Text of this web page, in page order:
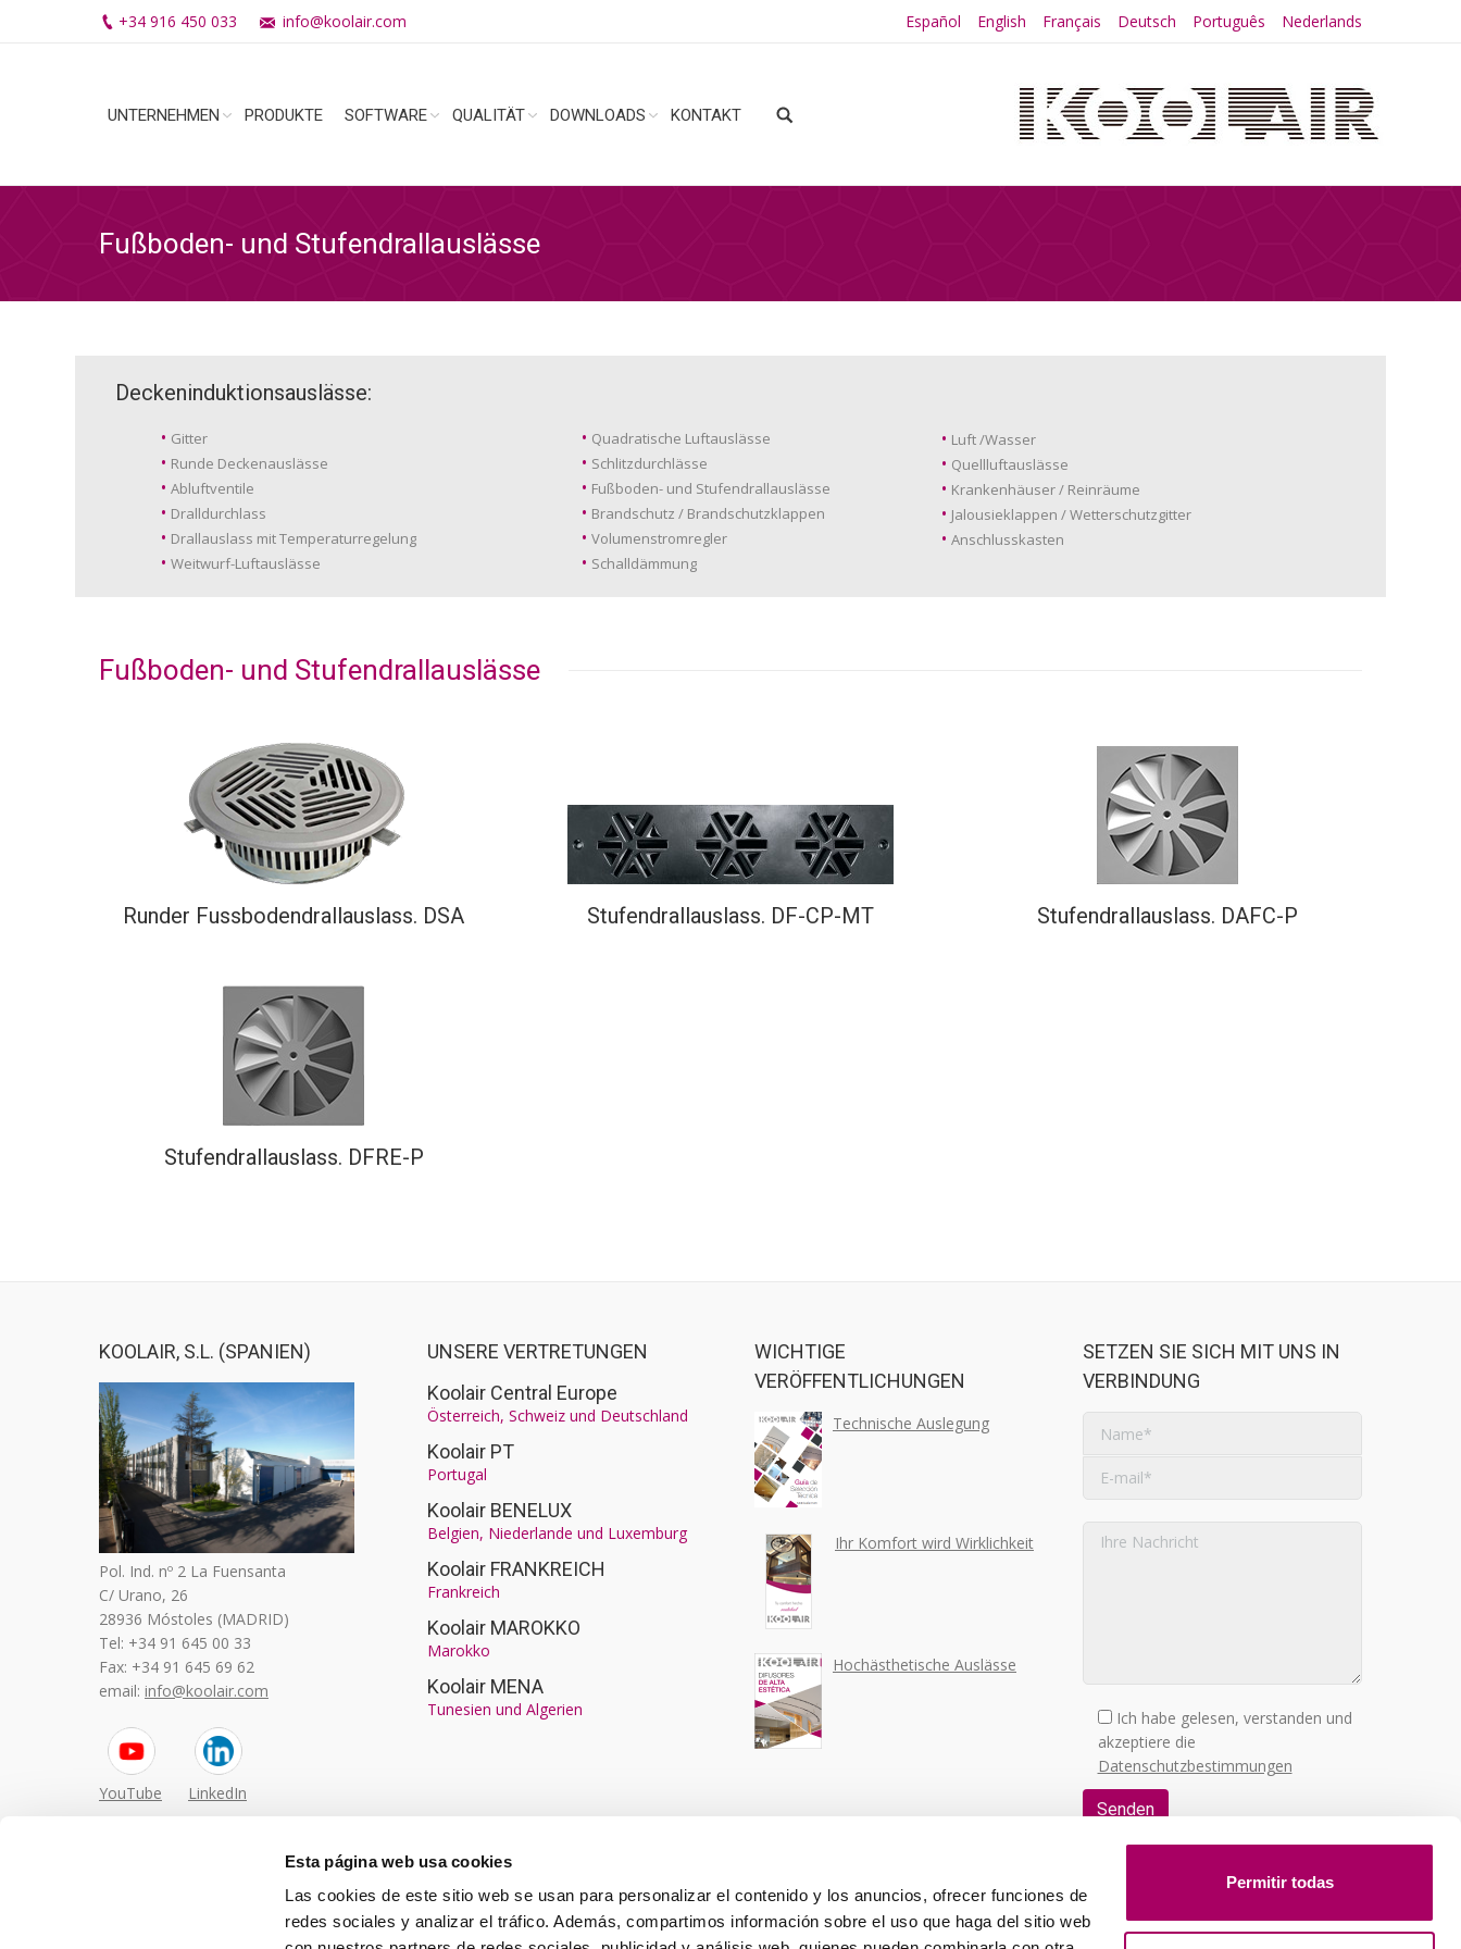
Esta página web usa cookies
Las cookies de este sitio web se usan para personalizar el contenido y los anuncios, ofrecer funciones de
redes sociales y analizar el tráfico. Además, compartimos información sobre el uso que haga del sitio web
Permitir todas
+34 916 450 033 info@koolair.com Español English Français Deutsch Português Nederlands
UNTERNEHMEN PRODUKTE SOFTWARE QUALITÄT DOWNLOADS KONTAKT
Fußboden- und Stufendrallauslässe
Deckeninduktionsauslässe:
Gitter
Runde Deckenauslässe
Abluftventile
Dralldurchlass
Drallauslass mit Temperaturregelung
Weitwurf-Luftauslässe
Quadratische Luftauslässe
Schlitzdurchlässe
Fußboden- und Stufendrallauslässe
Brandschutz / Brandschutzklappen
Volumenstromregler
Schalldämmung
Luft /Wasser
Quellluftauslässe
Krankenhäuser / Reinräume
Jalousieklappen / Wetterschutzgitter
Anschlusskasten
Fußboden- und Stufendrallauslässe
Runder Fussbodendrallauslass. DSA Stufendrallauslass. DF-CP-MT Stufendrallauslass. DAFC-P
Stufendrallauslass. DFRE-P
KOOLAIR, S.L. (SPANIEN)
Pol. Ind. nº 2 La Fuensanta
C/ Urano, 26
28936 Móstoles (MADRID)
Tel: +34 91 645 00 33
Fax: +34 91 645 69 62
email: info@koolair.com
YouTube LinkedIn
UNSERE VERTRETUNGEN
Koolair Central Europe
Österreich, Schweiz und Deutschland
Koolair PT
Portugal
Koolair BENELUX
Belgien, Niederlande und Luxemburg
Koolair FRANKREICH
Frankreich
Koolair MAROKKO
Marokko
Koolair MENA
Tunesien und Algerien
WICHTIGE
VERÖFFENTLICHUNGEN
Technische Auslegung
Ihr Komfort wird Wirklichkeit
Hochästhetische Auslässe
SETZEN SIE SICH MIT UNS IN
VERBINDUNG
Ich habe gelesen, verstanden und
akzeptiere die
Datenschutzbestimmungen
Ihre Daten werden von KOOLAIR
verarbeitet, um Ihre Kontaktanfrage zu
bearbeiten. Sie können von Ihrem
Recht auf Zugriff, Änderung, Löschung,